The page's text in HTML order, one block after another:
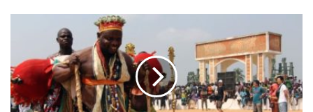
l'histoire
de
la
République
Les
"Vodun
Days"
dans